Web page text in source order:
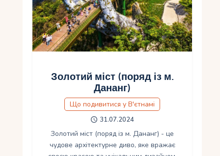
Золотий міст (поряд із м.
Дананг)
Що подивитися у В'єтнамі
31.07.2024
Золотий міст (поряд із м. Дананг) - це
чудове архітектурне диво, яке вражає